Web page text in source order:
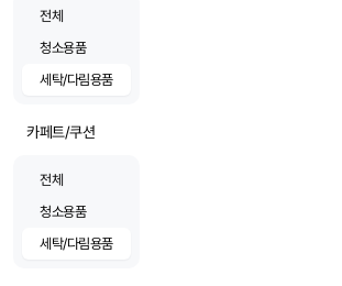
전체
청소용품
세탁/다림용품
카페트/쿠션
전체
청소용품
세탁/다림용품